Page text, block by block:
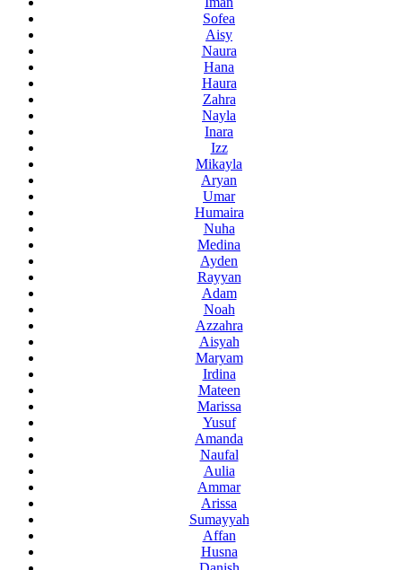
Sofea
Aisy
Naura
Hana
Haura
Zahra
Nayla
Inara
Izz
Mikayla
Aryan
Umar
Humaira
Nuha
Medina
Ayden
Rayyan
Adam
Noah
Azzahra
Aisyah
Maryam
Irdina
Mateen
Marissa
Yusuf
Amanda
Naufal
Aulia
Ammar
Arissa
Sumayyah
Affan
Husna